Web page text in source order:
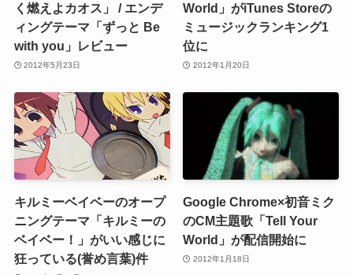
く燃えよカオス」 / エンデ
ィングテーマ「ずっと Be
with you」レビュー
2012年5月23日
World」がiTunes Storeの
ミュージックランキング1
位に
2012年1月20日
キルミーベイベーのオープ
ニングテーマ「キルミーの
ベイベー！」がいい感じに
狂っている(誉め言葉)件
Google Chrome×初音ミク
のCM主題歌「Tell Your
World」が配信開始に
2012年1月18日